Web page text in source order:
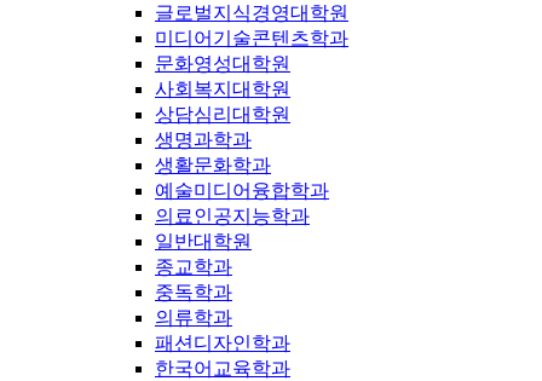
글로벌지식경영대학원
미디어기술콘텐츠학과
문화영성대학원
사회복지대학원
상담심리대학원
생명과학과
생활문화학과
예술미디어융합학과
의료인공지능학과
일반대학원
종교학과
중독학과
의류학과
패션디자인학과
한국어교육학과